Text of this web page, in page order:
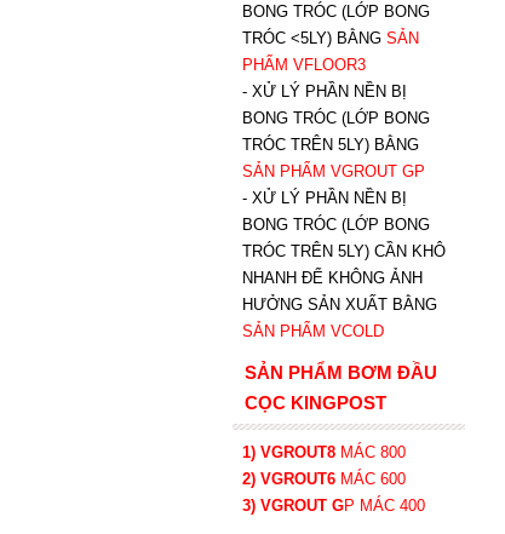
BONG TRÓC (LỚP BONG
TRÓC <5LY) BẰNG SẢN
PHẨM VFLOOR3
- XỬ LÝ PHẦN NỀN BỊ
BONG TRÓC (LỚP BONG
TRÓC TRÊN 5LY) BẰNG
SẢN PHẨM VGROUT GP
- XỬ LÝ PHẦN NỀN BỊ
BONG TRÓC (LỚP BONG
TRÓC TRÊN 5LY) CẦN KHÔ
NHANH ĐỂ KHÔNG ẢNH
HƯỞNG SẢN XUẤT BẰNG
SẢN PHẨM VCOLD
SẢN PHẨM BƠM ĐẦU
CỌC KINGPOST
1) VGROUT8 MÁC 800
2) VGROUT6 MÁC 600
3) VGROUT GP MÁC 400